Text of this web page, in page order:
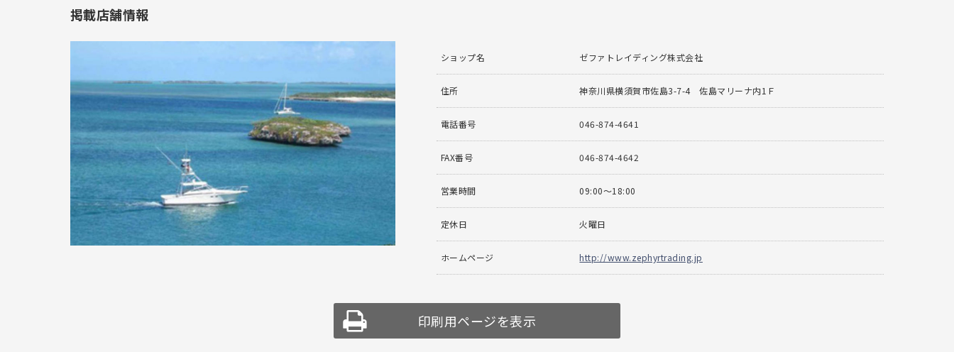
掲載店舗情報
ショップ名 ゼファトレイディング株式会社
住所 神奈川県横須賀市佐島3-7-4 佐島マリーナ内1Ｆ
電話番号 046-874-4641
FAX番号 046-874-4642
営業時間 09:00〜18:00
定休日 火曜日
ホームページ http://www.zephyrtrading.jp
印刷用ページを表示